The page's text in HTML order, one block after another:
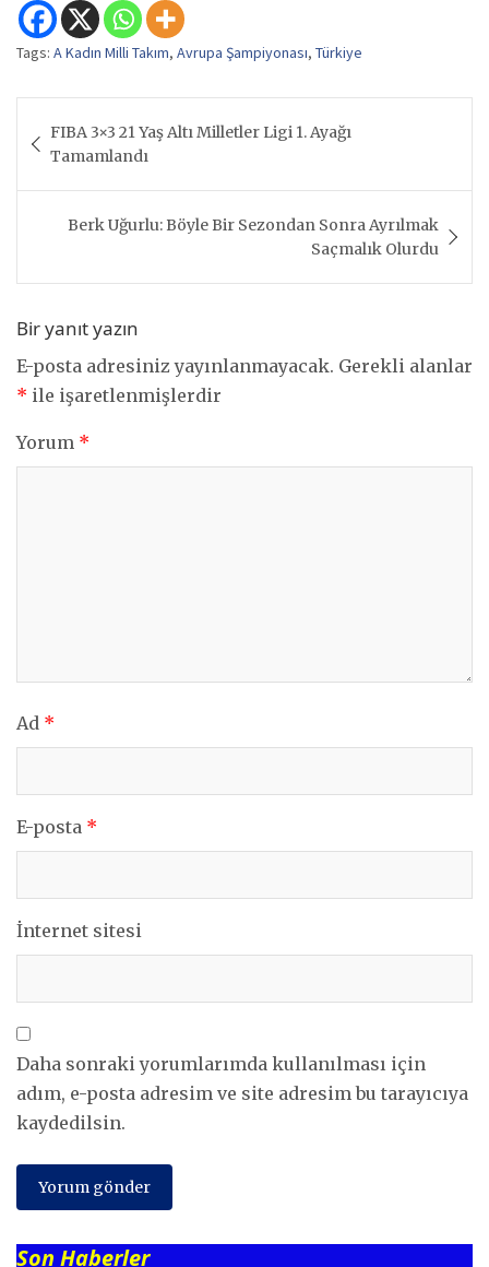
Tags: A Kadın Milli Takım, Avrupa Şampiyonası, Türkiye
gezinmesi
FIBA 3×3 21 Yaş Altı Milletler Ligi 1. Ayağı
Tamamlandı
Berk Uğurlu: Böyle Bir Sezondan Sonra Ayrılmak
Saçmalık Olurdu
Bir yanıt yazın
E-posta adresiniz yayınlanmayacak. Gerekli alanlar
* ile işaretlenmişlerdir
Yorum *
Ad *
E-posta *
İnternet sitesi
Daha sonraki yorumlarımda kullanılması için
adım, e-posta adresim ve site adresim bu tarayıcıya
kaydedilsin.
Son Haberler